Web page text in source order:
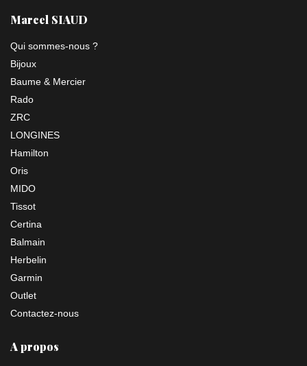
Marcel SIAUD
Qui sommes-nous ?
Bijoux
Baume & Mercier
Rado
ZRC
LONGINES
Hamilton
Oris
MIDO
Tissot
Certina
Balmain
Herbelin
Garmin
Outlet
Contactez-nous
A propos